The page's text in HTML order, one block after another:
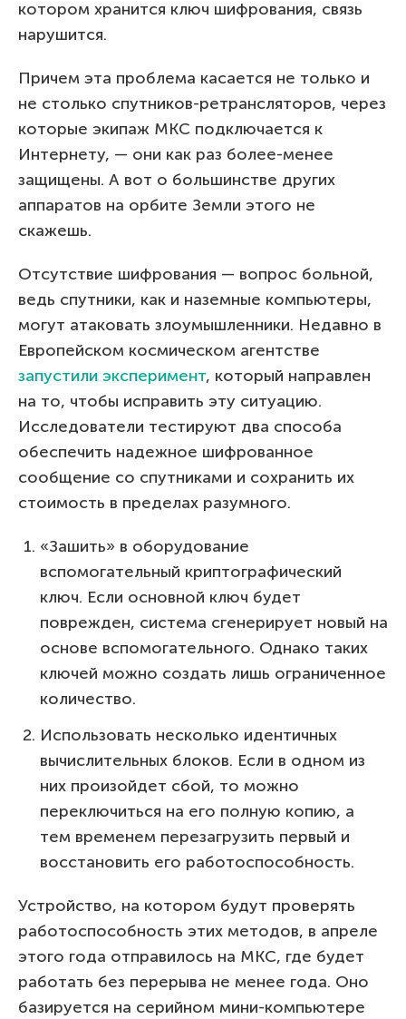
котором хранится ключ шифрования, связь
нарушится.
Причем эта проблема касается не только и
не столько спутников-ретрансляторов, через
которые экипаж МКС подключается к
Интернету, — они как раз более-менее
защищены. А вот о большинстве других
аппаратов на орбите Земли этого не
скажешь.
Отсутствие шифрования — вопрос больной,
ведь спутники, как и наземные компьютеры,
могут атаковать злоумышленники. Недавно в
Европейском космическом агентстве
запустили эксперимент, который направлен
на то, чтобы исправить эту ситуацию.
Исследователи тестируют два способа
обеспечить надежное шифрованное
сообщение со спутниками и сохранить их
стоимость в пределах разумного.
«Зашить» в оборудование
вспомогательный криптографический
ключ. Если основной ключ будет
поврежден, система сгенерирует новый на
основе вспомогательного. Однако таких
ключей можно создать лишь ограниченное
количество.
Использовать несколько идентичных
вычислительных блоков. Если в одном из
них произойдет сбой, то можно
переключиться на его полную копию, а
тем временем перезагрузить первый и
восстановить его работоспособность.
Устройство, на котором будут проверять
работоспособность этих методов, в апреле
этого года отправилось на МКС, где будет
работать без перерыва не менее года. Оно
базируется на серийном мини-компьютере